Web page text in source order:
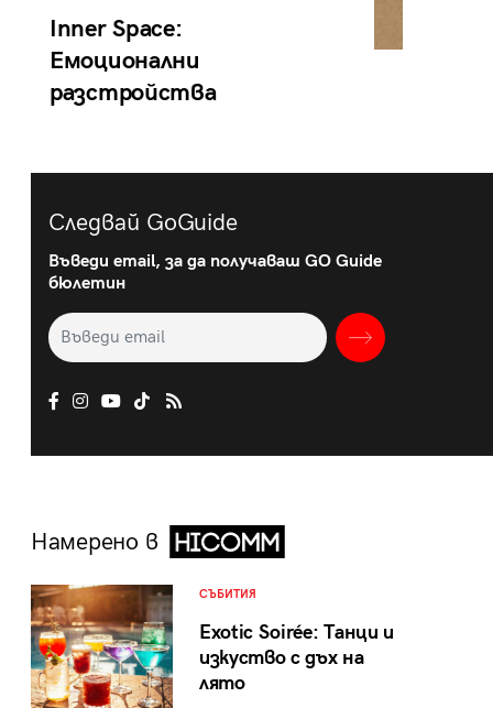
Inner Space:
Емоционални
разстройства
Следвай GoGuide
Въведи email, за да получаваш GO Guide
бюлетин
Намерено в
СЪБИТИЯ
Exotic Soirée: Танци и
изкуство с дъх на
лято